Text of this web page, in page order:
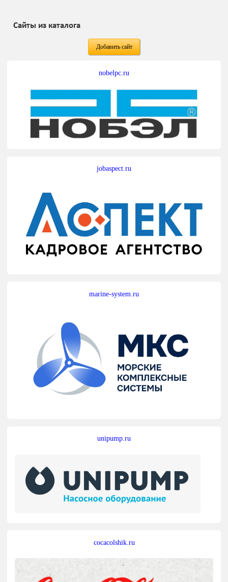
Сайты из каталога
Добавить сайт
nobelpc.ru
jobaspect.ru
marine-system.ru
unipump.ru
cocacolshik.ru